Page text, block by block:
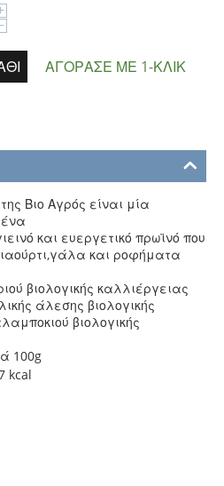
ΑΓΌΡΑΣΕ ΜΕ 1-ΚΛΙΚ
Βιο Αγρός είναι μία
και ευεργετικό πρωϊνό που
και ροφήματα
βιολογικής καλλιέργειας
άλεσης βιολογικής
βιολογικής
100g
kcal